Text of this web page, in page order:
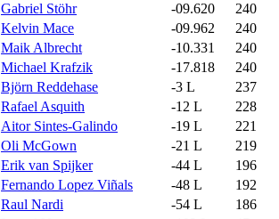
Gabriel Stöhr -09.620
240
Kelvin Mace -09.962
240
Maik Albrecht -10.331
240
Michael Krafzik -17.818
240
Björn Reddehase -3 L
237
Rafael Asquith -12 L
228
Aitor Sintes-Galindo -19 L
221
Oli McGown -21 L
219
Erik van Spijker -44 L
196
Fernando Lopez Viñals -48 L
192
Raul Nardi -54 L
186